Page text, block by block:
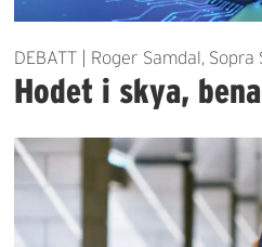
DEBATT | Roger Samdal, Sopra
Hodet i skya,